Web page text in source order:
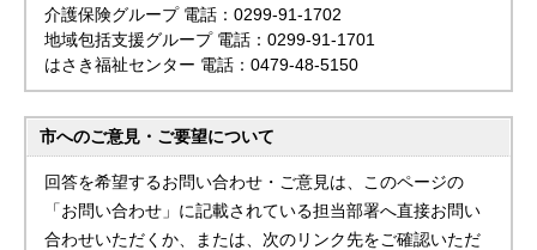
介護保険グループ 電話：0299-91-1702
地域包括支援グループ 電話：0299-91-1701
はさき福祉センター 電話：0479-48-5150
市へのご意見・ご要望について
回答を希望するお問い合わせ・ご意見は、このページの
「お問い合わせ」に記載されている担当部署へ直接お問い
合わせいただくか、または、次のリンク先をご確認いただ